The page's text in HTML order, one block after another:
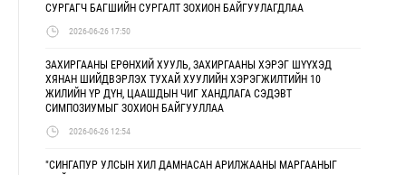
СУРГАГЧ БАГШИЙН СУРГАЛТ ЗОХИОН БАЙГУУЛАГДЛАА
2026-06-26 17:50
ЗАХИРГААНЫ ЕРӨНХИЙ ХУУЛЬ, ЗАХИРГААНЫ ХЭРЭГ ШҮҮХЭД
ХЯНАН ШИЙДВЭРЛЭХ ТУХАЙ ХУУЛИЙН ХЭРЭГЖИЛТИЙН 10
ЖИЛИЙН ҮР ДҮН, ЦААШДЫН ЧИГ ХАНДЛАГА СЭДЭВТ
СИМПОЗИУМЫГ ЗОХИОН БАЙГУУЛЛАА
2026-06-26 12:54
"СИНГАПУР УЛСЫН ХИЛ ДАМНАСАН АРИЛЖААНЫ МАРГААНЫГ